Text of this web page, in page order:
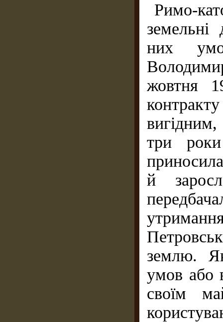
Римо-
них
жовтня
три
й
землю.
умов або
своїм